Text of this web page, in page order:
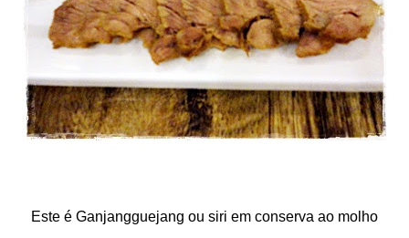
Este é Ganjangguejang ou siri em conserva ao molho